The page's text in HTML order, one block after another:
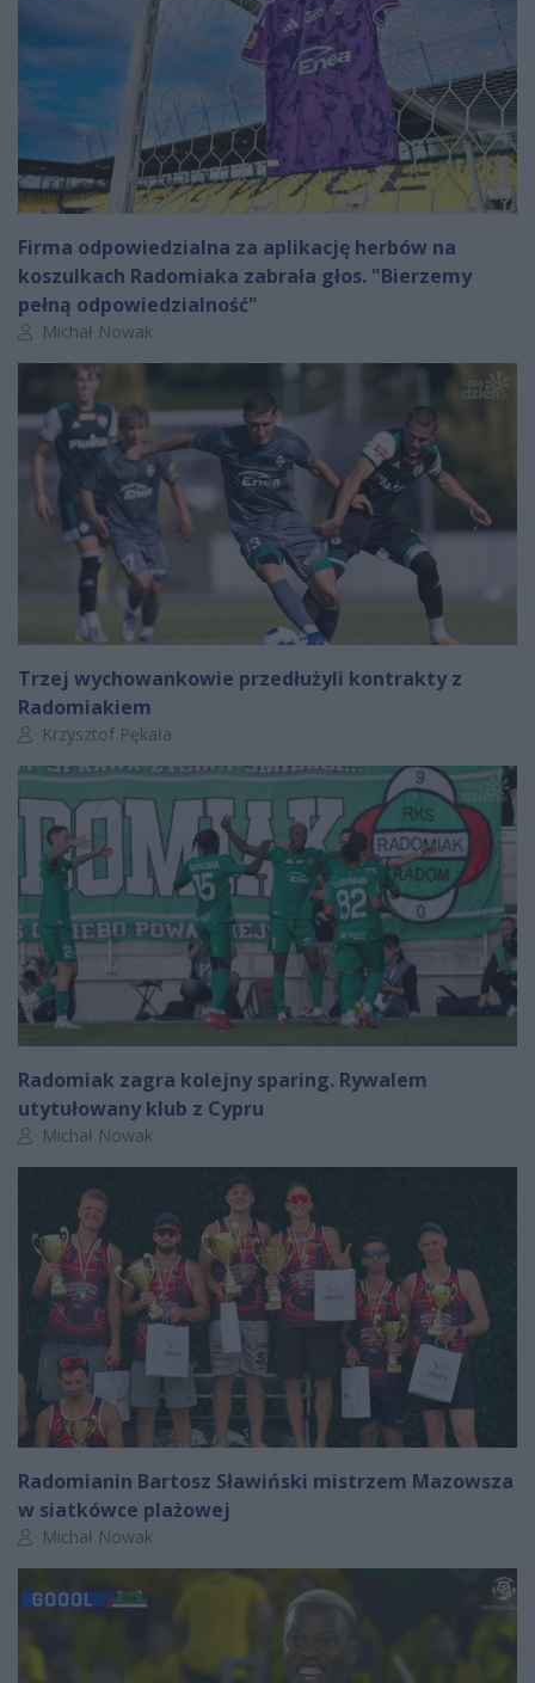
Firma odpowiedzialna za aplikację herbów na
koszulkach Radomiaka zabrała głos. "Bierzemy
pełną odpowiedzialność"
Autor artykułu:
Michał Nowak
Trzej wychowankowie przedłużyli kontrakty z
Radomiakiem
Autor artykułu:
Krzysztof Pękała
Radomiak zagra kolejny sparing. Rywalem
utytułowany klub z Cypru
Autor artykułu:
Michał Nowak
Radomianin Bartosz Sławiński mistrzem Mazowsza
w siatkówce plażowej
Autor artykułu:
Michał Nowak